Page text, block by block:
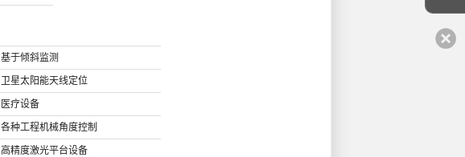
基于倾斜监测
卫星太阳能天线定位
医疗设备
各种工程机械角度控制
高精度激光平台设备